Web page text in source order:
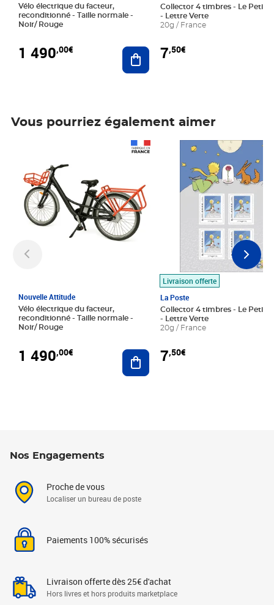
Vélo électrique du facteur,
reconditionné - Taille normale -
Noir/ Rouge
1 490,00€ Ajouter au panier
Collector 4 timbres - Le Petit
- Lettre Verte
20g / France
7,50€
Vous pourriez également aimer
Nouvelle Attitude
Vélo électrique du facteur,
reconditionné - Taille normale -
Noir/ Rouge
1 490,00€ Ajouter au panier
Livraison offerte
La Poste
Collector 4 timbres - Le Petit
- Lettre Verte
20g / France
7,50€
Prix 7,50€
Nos Engagements
Proche de vous
Localiser un bureau de poste
Paiements 100% sécurisés
Livraison offerte dès 25€ d'achat
Hors livres et hors produits marketplace